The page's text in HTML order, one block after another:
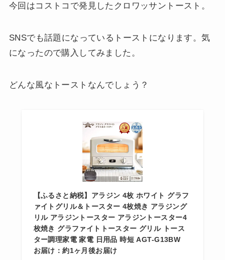
今回はコストコで発見したクロワッサントースト。
SNSでも話題になっているトーストになります。気
になったので購入してみました。
どんな風なトーストなんでしょう？
【ふるさと納税】アラジン 4枚 ホワイト グラフ
ァイトグリル＆トースター 4枚焼き アラジング
リル アラジントースター アラジントースター4
枚焼き グラファイトトースター グリル トース
ター調理家電 家電 日用品 時短 AGT-G13BW
お届け：約1ヶ月後お届け